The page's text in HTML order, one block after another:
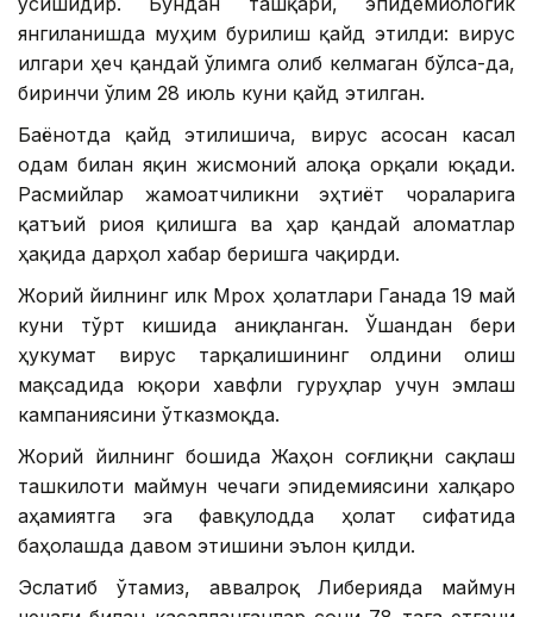
янгиланишда муҳим бурилиш қайд этилди: вирус
илгари ҳеч қандай ўлимга олиб келмаган бўлса-да,
биринчи ўлим 28 июль куни қайд этилган.
Баёнотда қайд этилишича, вирус асосан касал
одам билан яқин жисмоний алоқа орқали юқади.
Расмийлар жамоатчиликни эҳтиёт чораларига
қатъий риоя қилишга ва ҳар қандай аломатлар
ҳақида дарҳол хабар беришга чақирди.
Жорий йилнинг илк Мрох ҳолатлари Ганада 19 май
куни тўрт кишида аниқланган. Ўшандан бери
ҳукумат вирус тарқалишининг олдини олиш
мақсадида юқори хавфли гуруҳлар учун эмлаш
кампаниясини ўтказмоқда.
Жорий йилнинг бошида Жаҳон соғлиқни сақлаш
ташкилоти маймун чечаги эпидемиясини халқаро
аҳамиятга эга фавқулодда ҳолат сифатида
баҳолашда давом этишини эълон қилди.
Эслатиб ўтамиз, аввалроқ Либерияда маймун